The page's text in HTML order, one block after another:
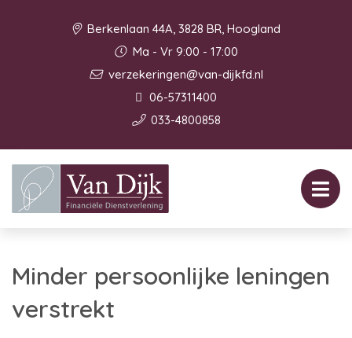
Berkenlaan 44A, 3828 BR, Hoogland
Ma - Vr 9:00 - 17:00
verzekeringen@van-dijkfd.nl
06-57311400
033-4800858
Minder persoonlijke leningen
verstrekt